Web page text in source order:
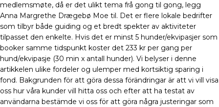
medlemsmøte, då er det ulikt tema frå gong til gong, legg
Anna Margrethe Drægebø Moe til. Det er flere lokale bedrifter
som tilbyr både guiding og et bredt spekter av aktiviteter
tilpasset den enkelte. Hvis det er minst 5 hunder/ekvipasjer som
booker samme tidspunkt koster det 233 kr per gang per
hund/ekvipasje (30 min x antall hunder). Vi belyser i denne
artikkelen ulike fordeler og ulemper med kortsiktig sparing i
fond. Bakgrunden för att göra dessa förändringar är att vi vill visa
oss hur våra kunder vill hitta oss och efter att ha testat av
användarna bestämde vi oss för att göra några justeringar som